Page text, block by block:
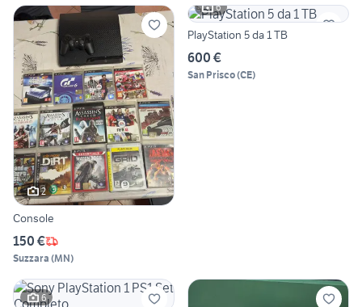
2
Console
150 €
Suzzara (MN)
6
PlayStation 5 da 1 TB
600 €
San Prisco(CE)
6